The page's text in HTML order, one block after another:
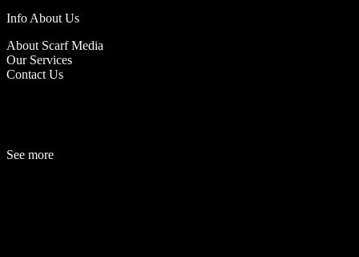
Info About Us
About Scarf Media
Our Services
Contact Us
See more